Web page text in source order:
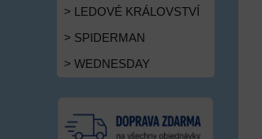
> LEDOVÉ KRÁLOVSTVÍ
> SPIDERMAN
> WEDNESDAY